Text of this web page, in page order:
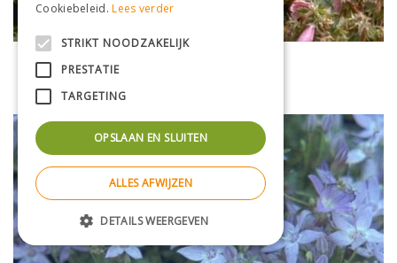
Cookiebeleid.Lees verder
STRIKT NOODZAKELIJK
PRESTATIE
TARGETING
OPSLAAN EN SLUITEN
ALLES AFWIJZEN
DETAILS WEERGEVEN